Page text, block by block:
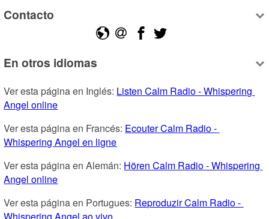
Contacto
En otros idiomas
Ver esta página en Inglés: Listen Calm Radio - Whispering
Angel online
Ver esta página en Francés: Ecouter Calm Radio -
Whispering Angel en ligne
Ver esta página en Alemán: Hören Calm Radio - Whispering
Angel online
Ver esta página en Portugues: Reproduzir Calm Radio -
Whispering Angel ao vivo